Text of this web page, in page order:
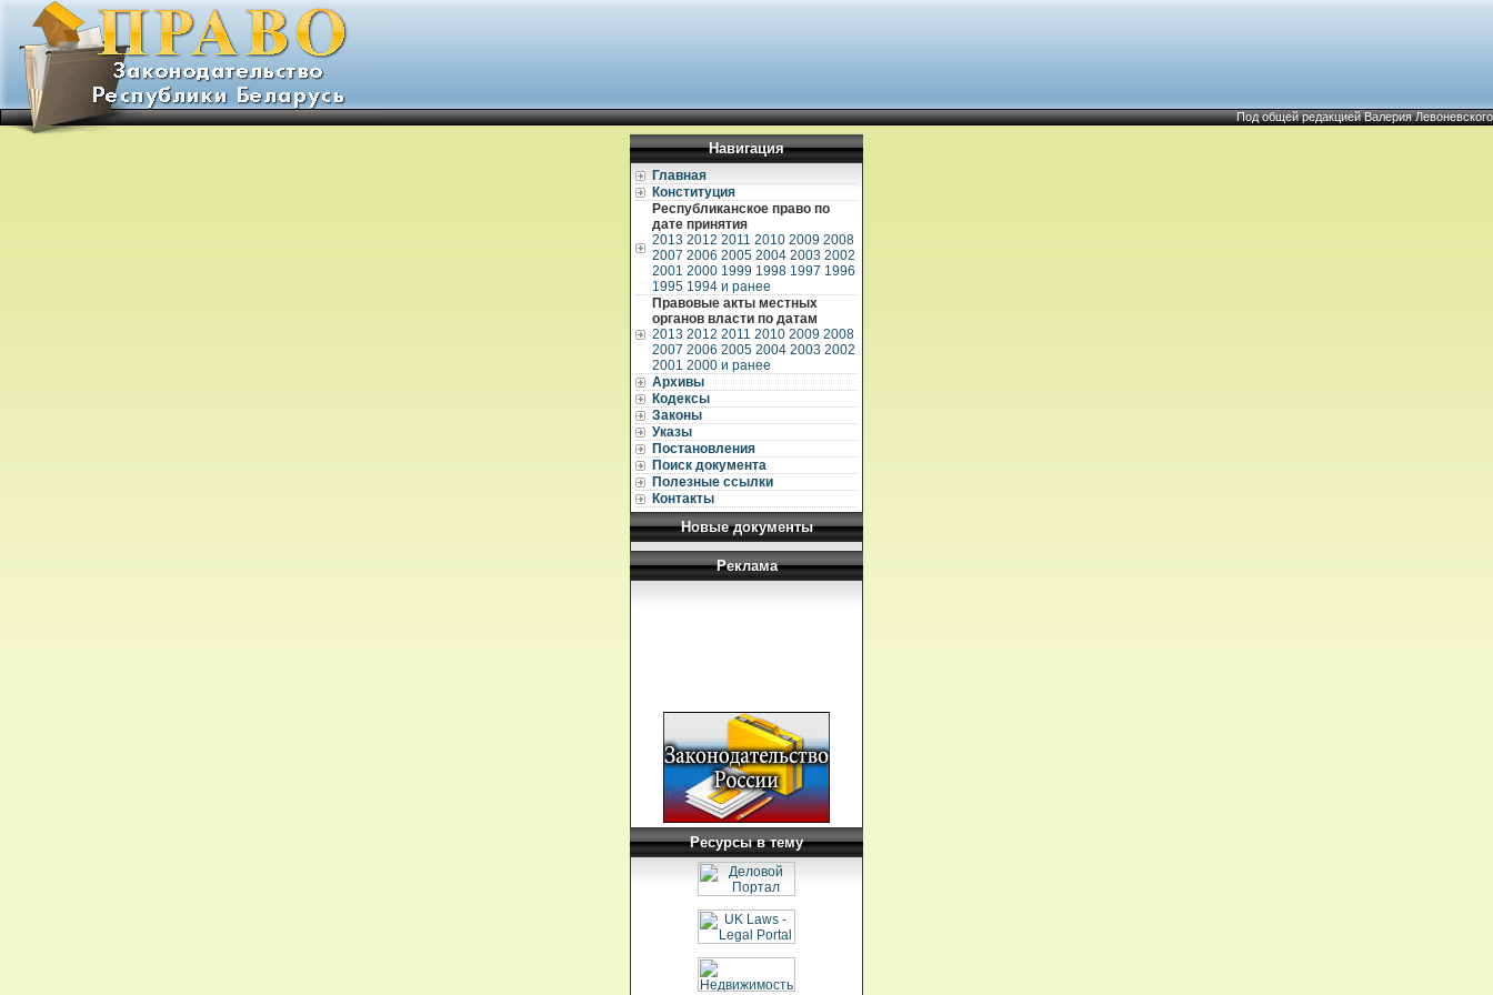
Под общей редакцией Валерия Левоневского
Навигация
Главная
Конституция
Республиканское право по
дате принятия
2013 2012 2011 2010 2009 2008
2007 2006 2005 2004 2003 2002
2001 2000 1999 1998 1997 1996
1995 1994 и ранее
Правовые акты местных
органов власти по датам
2013 2012 2011 2010 2009 2008
2007 2006 2005 2004 2003 2002
2001 2000 и ранее
Архивы
Кодексы
Законы
Указы
Постановления
Поиск документа
Полезные ссылки
Контакты
Новые документы
Реклама
Ресурсы в тему